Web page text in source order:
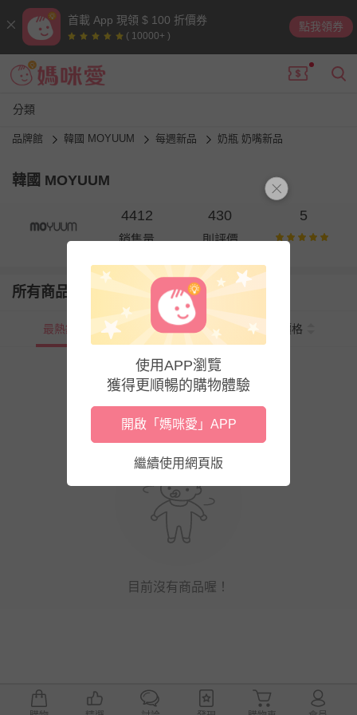
首載 App 現領 $ 100 折價券
( 10000+ )
點我領券
分類
品牌館 韓國 MOYUUM 每週新品 奶瓶 奶嘴新品
韓國 MOYUUM
4412
銷售量
430
則評價
5
所有商品
最熱銷 新上市 價格
目前沒有商品喔！
使用APP瀏覽
獲得更順暢的購物體驗
開啟「媽咪愛」APP
繼續使用網頁版